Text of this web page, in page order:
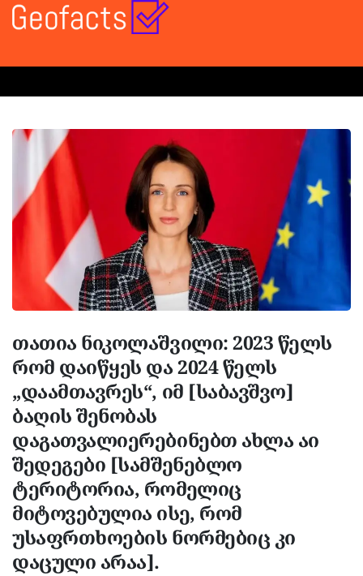
თათია ნიკოლაშვილი: 2023 წელს
რომ დაიწყეს და 2024 წელს
„დაამთავრეს“, იმ [საბავშვო]
ბაღის შენობას
დაგათვალიერებინებთ ახლა აი
შედეგები [სამშენებლო
ტერიტორია, რომელიც
მიტოვებულია ისე, რომ
უსაფრთხოების ნორმებიც კი
დაცული არაა].